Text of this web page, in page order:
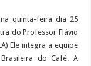
quinta-feira dia 25
do Professor Flávio
Ele integra a equipe
do Café. A